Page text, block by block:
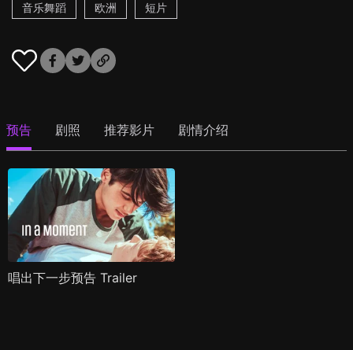
音乐舞蹈 欧洲 短片
预告 剧照 推荐影片 剧情介绍
唱出下一步预告 Trailer